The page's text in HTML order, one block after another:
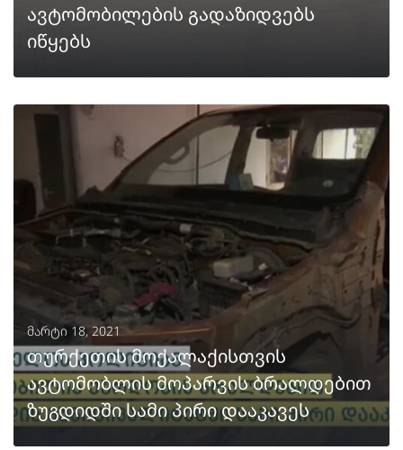
ავტომობილების გადაზიდვებს
იწყებს
ᲒᲐᲒᲠᲫᲔᲚᲔᲑᲐ
მარტი 18, 2021
თურქეთის მოქალაქისთვის
ავტომობლის მოპარვის ბრალდებით
ზუგდიდში სამი პირი დააკავეს